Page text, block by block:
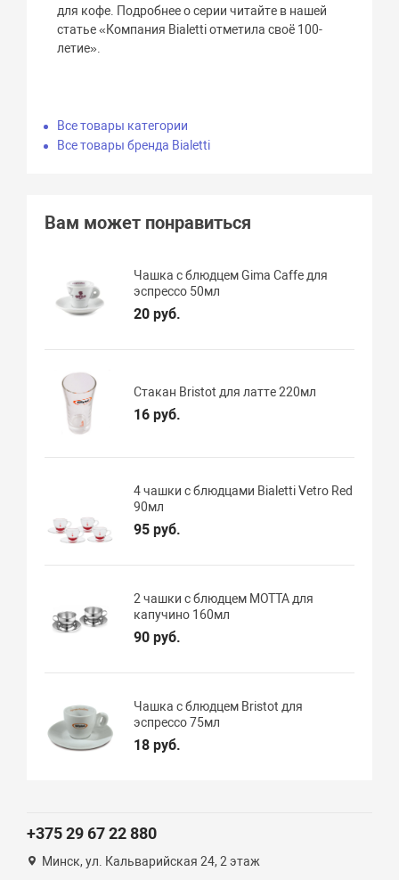
для кофе. Подробнее о серии читайте в нашей
статье «Компания Bialetti отметила своё 100-
летие».
Все товары категории
Все товары бренда Bialetti
Вам может понравиться
Чашка с блюдцем Gima Caffe для
эспрессо 50мл
20 руб.
Стакан Bristot для латте 220мл
16 руб.
4 чашки с блюдцами Bialetti Vetro Red
90мл
95 руб.
2 чашки с блюдцем MOTTA для
капучино 160мл
90 руб.
Чашка с блюдцем Bristot для
эспрессо 75мл
18 руб.
+375 29 67 22 880
Минск, ул. Кальварийская 24, 2 этаж